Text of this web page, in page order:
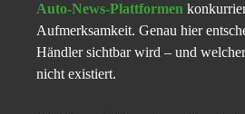
Auto-News-Plattformen
Aufmerksamkeit. Genau hier
Händler sichtbar wird – und
nicht existiert.